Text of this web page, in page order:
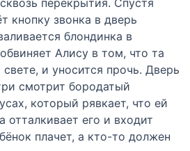
кнопку звонка в дверь
блондинка в
Алису в том, что та
и уносится прочь. Дверь
смотрит бородатый
который рявкает, что ей
отталкивает его и входит
плачет, а кто-то должен